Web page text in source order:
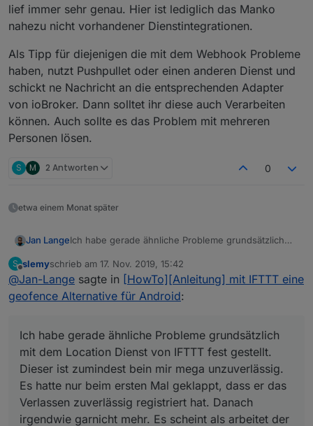
lief immer sehr genau. Hier ist lediglich das Manko
nahezu nicht vorhandener Dienstintegrationen.
Als Tipp für diejenigen die mit dem Webhook Probleme
haben, nutzt Pushpullet oder einen anderen Dienst und
schickt ne Nachricht an die entsprechenden Adapter
von ioBroker. Dann solltet ihr diese auch Verarbeiten
können. Auch sollte es das Problem mit mehreren
Personen lösen.
S M 2 Antworten 0
etwa einem Monat später
Jan LangeIch habe gerade ähnliche Probleme grundsätzlich
Dieser ist zumindest bein mir mega unzuverlässig.
Es hatte nur beim ersten Mal geklappt, dass er das
Verlassen zuverlässig registriert hat. Danach
nicht obs speziell am S9 liegt, aber wenns bei
Anderen sonst funktioniert muss es wohl daran
liegen. Hab auch sämtliche Daten und
Akkuspardienste ausgeschaltet trotzdem bringts
leider nichts. Ich kann nur sagen, dass es zwar nett
ist wie Simpel IFTTT ist und damit extrem zugänglich
und durch die hohe Anzahl an Integration sehr
Als Tipp für diejenigen die mit dem Webhook
Probleme haben, nutzt Pushpullet oder einen
anderen Dienst und schickt ne Nachricht an die
das Problem mit mehreren Personen lösen.
S
Offline
slemyschrieb am 17. Nov. 2019, 15:42
zuletzt editiert von
@Jan-Lange sagte in [HowTo][Anleitung] mit IFTTT eine
geofence Alternative für Android:
Ich habe gerade ähnliche Probleme grundsätzlich
mit dem Location Dienst von IFTTT fest gestellt.
Dieser ist zumindest bein mir mega unzuverlässig.
Es hatte nur beim ersten Mal geklappt, dass er das
Verlassen zuverlässig registriert hat. Danach
irgendwie garnicht mehr. Es scheint als arbeitet der